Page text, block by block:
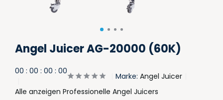
Angel Juicer AG-20000 (60K)
00 : 00 : 00 : 00
Marke: Angel Juicer
Alle anzeigen Professionelle Angel Juicers